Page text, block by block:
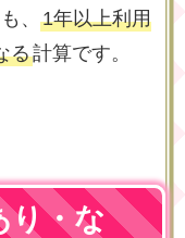
、 1年以上利用
る計算です。
り・な